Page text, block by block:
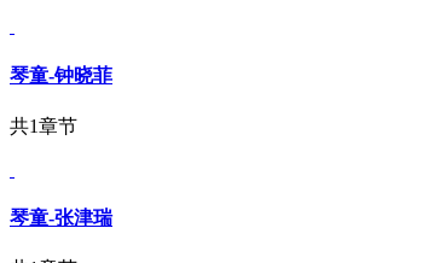
琴童-钟晓菲
共1章节
琴童-张津瑞